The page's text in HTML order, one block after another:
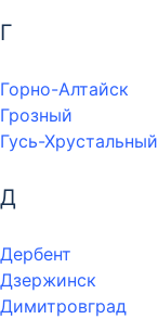
Г
Горно-Алтайск
Грозный
Гусь-Хрустальный
Д
Дербент
Дзержинск
Димитровград